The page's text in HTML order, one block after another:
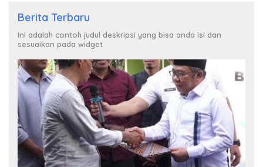
Berita Terbaru
Ini adalah contoh judul deskripsi yang bisa anda isi dan
sesuaikan pada widget